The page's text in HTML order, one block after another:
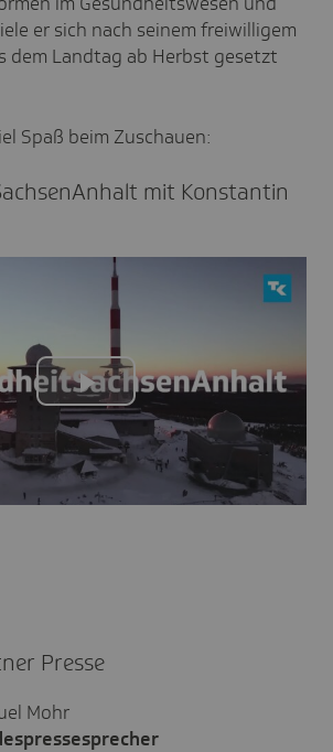
er sich nach seinem freiwilligem
dem Landtag ab Herbst gesetzt
Spaß beim Zuschauen:
mit Konstantin
Play
Video
Presse
Mohr